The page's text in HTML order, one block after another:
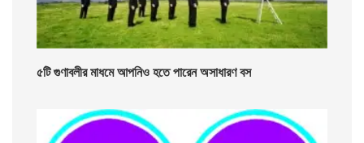
৫টি গুণাবলীর মাধমে আপনিও হতে পারেন অসাধারণ বস